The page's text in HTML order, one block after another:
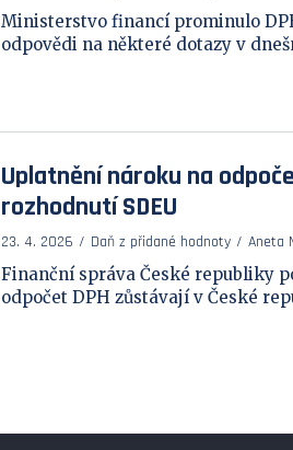
Ministerstvo financí prominulo
odpovědi na některé dotazy v
Uplatnění nároku na
rozhodnutí SDEU
23. 4. 2026 Daň z přidané hodnoty Aneta
Finanční správa České republiky
odpočet DPH zůstávají v České